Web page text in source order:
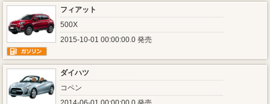
フィアット
500X
2015-10-01 00:00:00.0 発売
ダイハツ
コペン